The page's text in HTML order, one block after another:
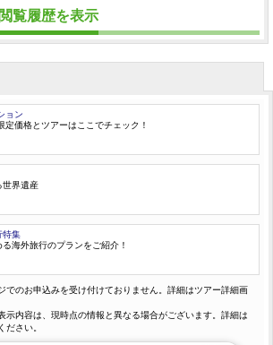
覧履歴を表示
ョン
定価格とツアーはここでチェック！
世界遺産
特集
海外旅行のプランをご紹介！
でのお申込みを受け付けておりません。詳細はツアー詳細画
内容は、現時点の情報と異なる場合がございます。詳細は
ださい。